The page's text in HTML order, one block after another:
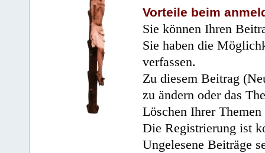
Vorteile beim
Sie können Ihren
Sie haben die
verfassen.
Zu diesem Beitrag
zu ändern oder das
Löschen Ihrer
Die Registrierung ist
Ungelesene Beiträge